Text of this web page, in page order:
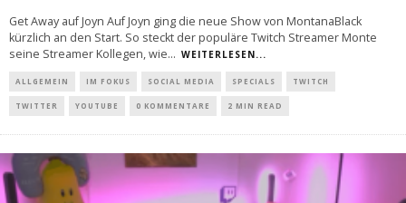
Get Away auf Joyn Auf Joyn ging die neue Show von MontanaBlack
kürzlich an den Start. So steckt der populäre Twitch Streamer Monte
seine Streamer Kollegen, wie... WEITERLESEN...
ALLGEMEIN IM FOKUS SOCIAL MEDIA SPECIALS TWITCH
TWITTER YOUTUBE 0 KOMMENTARE 2 MIN READ